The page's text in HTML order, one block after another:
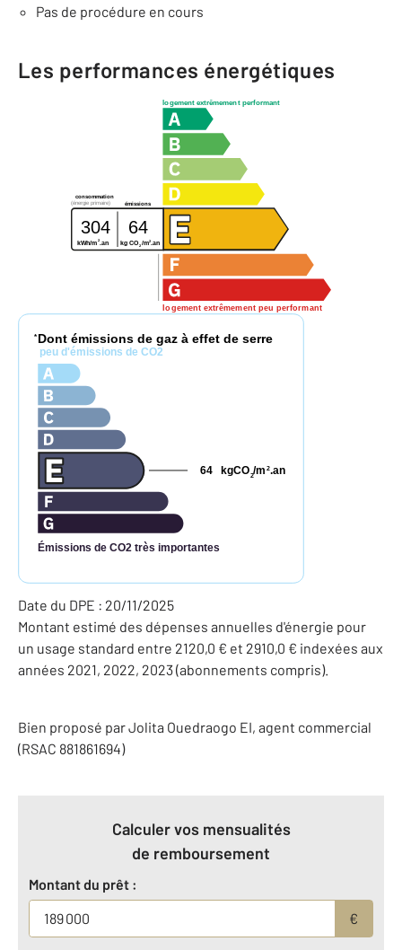
Pas de procédure en cours
Les performances énergétiques
logement extrêmement performant
logement extrêmement peu performant
consommation
émissions
(énergie primaire)
304 64
kWh/m2.an kg CO2/m2 .an
* Dont émissions de gaz à effet de serre
peu d'émissions de CO2
Émissions de CO2 très importantes
kgCO2/m 2.an
64
Date du DPE : 20/11/2025
Montant estimé des dépenses annuelles d'énergie pour
un usage standard entre 2120,0 € et 2910,0 € indexées aux
années 2021, 2022, 2023 (abonnements compris).
Bien proposé parJolita Ouedraogo EI, agent commercial
(RSAC 881861694)
Calculer vos mensualités
de remboursement
Montant du prêt :
€